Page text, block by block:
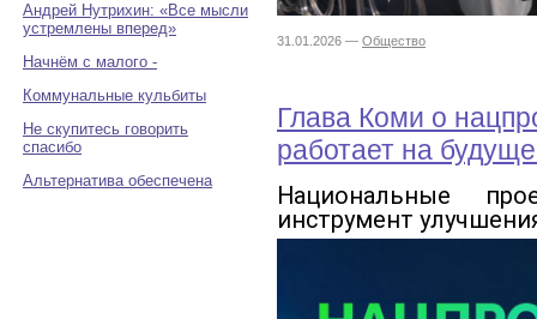
Андрей Нутрихин: «Все мысли
устремлены вперед»
Начнём с малого -
Коммунальные кульбиты
Не скупитесь говорить
спасибо
Альтернатива обеспечена
31.01.2026 — Общество
Глава Коми о
работает на
Национальные
инструмент